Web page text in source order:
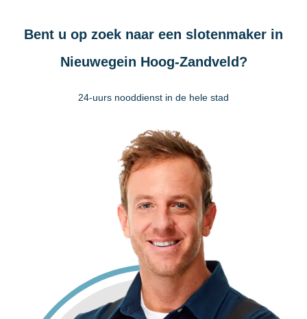
Bent u op zoek naar een slotenmaker in
Nieuwegein Hoog-Zandveld?
24-uurs nooddienst in de hele stad